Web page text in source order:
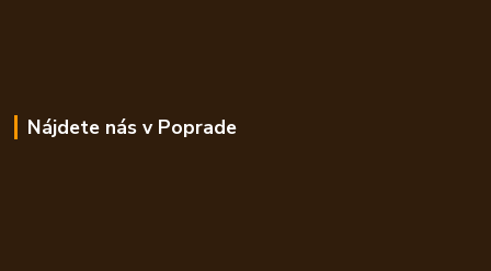
Nájdete nás v Poprade